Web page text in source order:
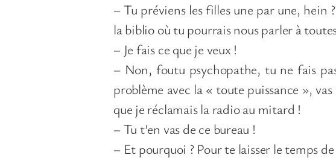
– Tu préviens les filles une par une, hein
la biblio où tu pourrais nous parler à
– Je fais ce que je veux !
– Non, foutu psychopathe, tu ne fais
problème avec la « toute puissance »,
que je réclamais la radio au mitard !
– Tu t’en vas de ce bureau !
– Et pourquoi ? Pour te laisser le temps